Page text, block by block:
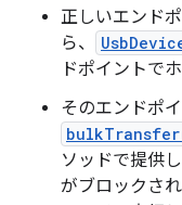
正しいエンド
ら、
ドポイントで
そのエンドポ
ソッドで提供
がブロックさ